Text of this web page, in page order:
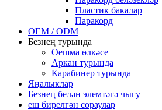
Пластик бакалар
Паракорд
OEM / ODM
Безнең турында
Оешма өлкәсе
Аркан турында
Карабинер турында
Яңалыклар
Безнең белән элемтәгә чыгу
еш бирелгән сораулар